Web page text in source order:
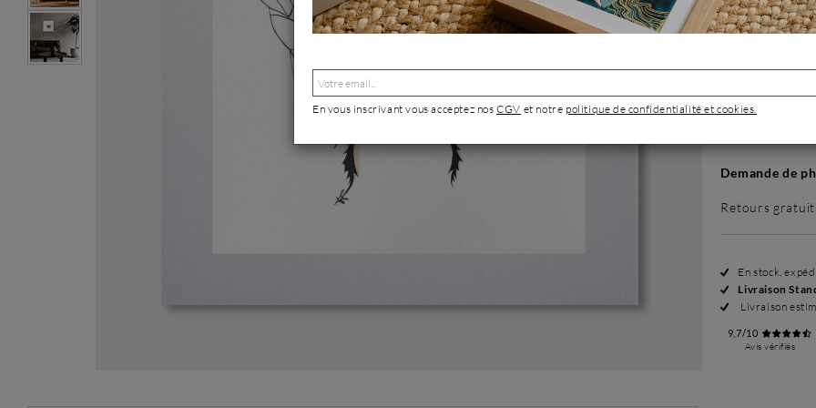
499 €
Demande de
Retours
En stock,
Livraison
Livraison
9,7/10
Avis vérifiés
En vous inscrivant vous acceptez nosCGV et notre politique de confidentialité et cookies.